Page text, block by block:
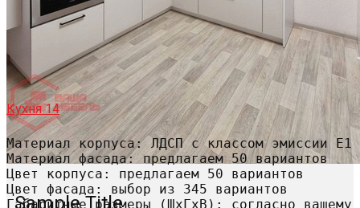
Sample Title
Кухня 14
Материал корпуса: ЛДСП с классом эмиссии Е1
Материал фасада: предлагаем 50 вариантов
Цвет корпуса: предлагаем 50 вариантов
Цвет фасада: выбор из 345 вариантов
Габаритные размеры (ШхГхВ): согласно вашему